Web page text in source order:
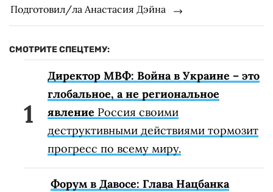
Подготовил/ла Анастасия Дэйна
СМОТРИТЕ СПЕЦТЕМУ:
Директор МВФ: Война в Украине – это
глобальное, а не региональное
явление Россия своими
деструктивными действиями тормозит
прогресс по всему миру.
Форум в Давосе: Глава Нацбанка